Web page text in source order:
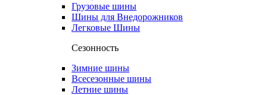
Грузовые шины
Шины для Внедорожников
Легковые Шины
Сезонность
Зимние шины
Всесезонные шины
Летние шины